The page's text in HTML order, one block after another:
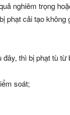
nghiêm trọng
phạt cải tạo
thì bị phạt tù từ
soát;